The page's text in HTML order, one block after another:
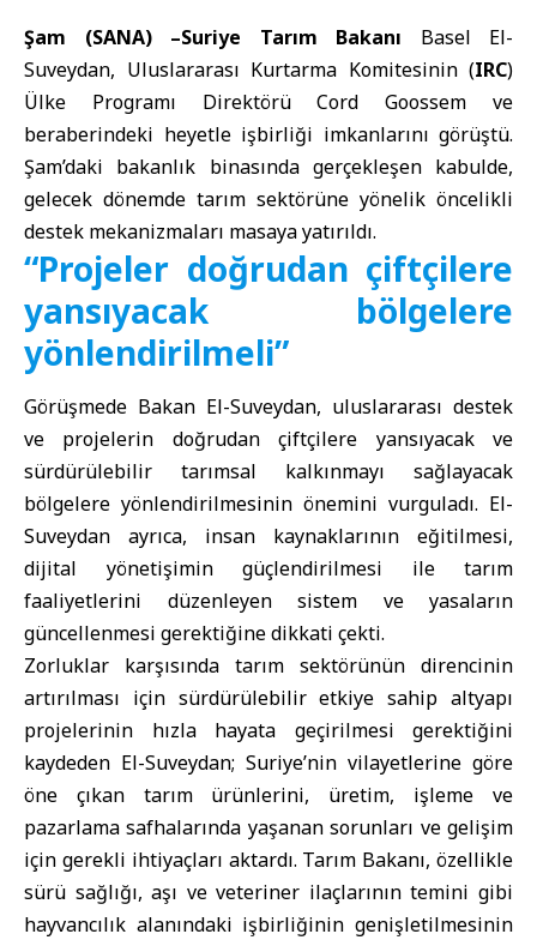
Şam (SANA) –Suriye Tarım Bakanı
Basel El-
Suveydan, Uluslararası Kurtarma Komitesinin (IRC)
Ülke Programı Direktörü Cord Goossem ve
beraberindeki heyetle işbirliği imkanlarını görüştü.
Şam’daki bakanlık binasında gerçekleşen kabulde,
gelecek dönemde tarım sektörüne yönelik öncelikli
destek mekanizmaları masaya yatırıldı.
“Projeler doğrudan çiftçilere
yansıyacak bölgelere
yönlendirilmeli”
Görüşmede Bakan El-Suveydan, uluslararası destek
ve projelerin doğrudan çiftçilere yansıyacak ve
sürdürülebilir tarımsal kalkınmayı sağlayacak
bölgelere yönlendirilmesinin önemini vurguladı. El-
Suveydan ayrıca, insan kaynaklarının eğitilmesi,
dijital yönetişimin güçlendirilmesi ile tarım
faaliyetlerini düzenleyen sistem ve yasaların
güncellenmesi gerektiğine dikkati çekti.
Zorluklar karşısında tarım sektörünün direncinin
artırılması için sürdürülebilir etkiye sahip altyapı
projelerinin hızla hayata geçirilmesi gerektiğini
kaydeden El-Suveydan; Suriye’nin vilayetlerine göre
öne çıkan tarım ürünlerini, üretim, işleme ve
pazarlama safhalarında yaşanan sorunları ve gelişim
için gerekli ihtiyaçları aktardı. Tarım Bakanı, özellikle
sürü sağlığı, aşı ve veteriner ilaçlarının temini gibi
hayvancılık alanındaki işbirliğinin genişletilmesinin